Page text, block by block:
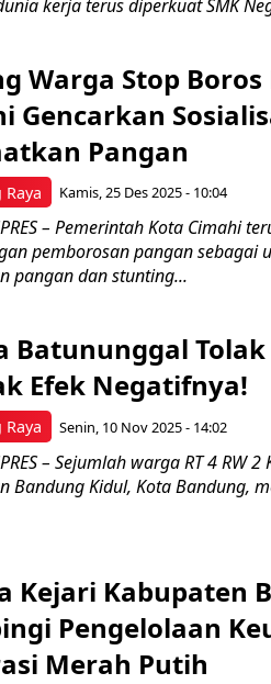
kerja terus diperkuat SMK
Warga Stop
Gencarkan
Pangan
Kamis, 25 Des 2025 - 10:04
– Pemerintah Kota Cimahi
pemborosan pangan sebagai
pangan dan stunting...
Batununggal Tolak
Efek Negatifnya!
Senin, 10 Nov 2025 - 14:02
– Sejumlah warga RT 4 RW
Bandung Kidul, Kota Bandung,
Kejari Kabupaten
Pengelolaan
Merah Putih